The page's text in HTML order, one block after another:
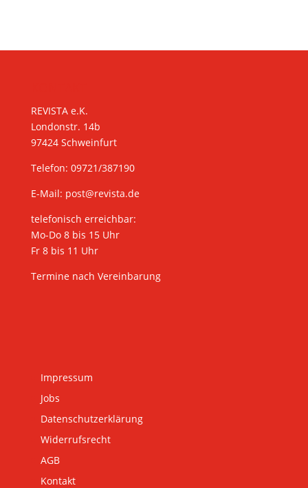
REVISTA e.K.
Londonstr. 14b
97424 Schweinfurt
Telefon: 09721/387190
E-Mail: post@revista.de
telefonisch erreichbar:
Mo-Do 8 bis 15 Uhr
Fr 8 bis 11 Uhr
Termine nach Vereinbarung
Impressum
Jobs
Datenschutzerklärung
Widerrufsrecht
AGB
Kontakt